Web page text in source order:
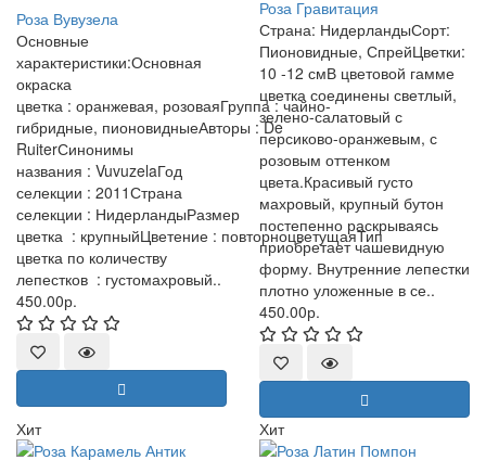
Роза Вувузела
Основные
характеристики:Основная
окраска
цветка : оранжевая, розоваяГруппа : чайно-
гибридные, пионовидныеАвторы : De
RuiterСинонимы
названия : VuvuzelaГод
селекции : 2011Страна
селекции : НидерландыРазмер
цветка : крупныйЦветение : повторноцветущаяТип
цветка по количеству
лепестков : густомахровый..
450.00р.
Роза Гравитация
Страна: НидерландыСорт:
Пионовидные, СпрейЦветки:
10 -12 смВ цветовой гамме
цветка соединены светлый,
зелено-салатовый с
персиково-оранжевым, с
розовым оттенком
цвета.Красивый густо
махровый, крупный бутон
постепенно раскрываясь
приобретает чашевидную
форму. Внутренние лепестки
плотно уложенные в се..
450.00р.
Хит
Хит